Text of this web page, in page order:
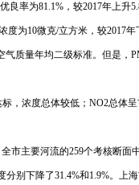
率为81.1%，较2017年上升
为10微克/立方米，较2017
质量年均二级标准。但是
，浓度总体较低；NO2总体
市主要河流的259个考核断
别下降了31.4%和1.9%。